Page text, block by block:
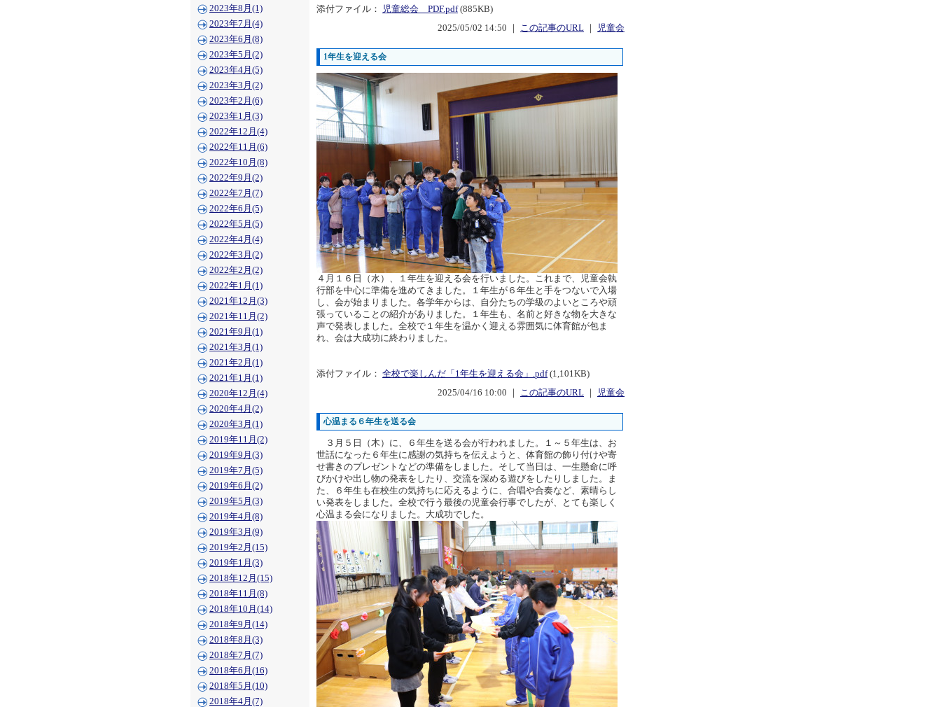
2023年8月(1)
2023年7月(4)
2023年6月(8)
2023年5月(2)
2023年4月(5)
2023年3月(2)
2023年2月(6)
2023年1月(3)
2022年12月(4)
2022年11月(6)
2022年10月(8)
2022年9月(2)
2022年7月(7)
2022年6月(5)
2022年5月(5)
2022年4月(4)
2022年3月(2)
2022年2月(2)
2022年1月(1)
2021年12月(3)
2021年11月(2)
2021年9月(1)
2021年3月(1)
2021年2月(1)
2021年1月(1)
2020年12月(4)
2020年4月(2)
2020年3月(1)
2019年11月(2)
2019年9月(3)
2019年7月(5)
2019年6月(2)
2019年5月(3)
2019年4月(8)
2019年3月(9)
2019年2月(15)
2019年1月(3)
2018年12月(15)
2018年11月(8)
2018年10月(14)
2018年9月(14)
2018年8月(3)
2018年7月(7)
2018年6月(16)
2018年5月(10)
2018年4月(7)
添付ファイル： 児童総会 PDF.pdf(885KB)
2025/05/02 14:50 ｜ この記事のURL 児童会
1年生を迎える会
４月１６日（水）、１年生を迎える会を行いました。これまで、児童会執
行部を中心に準備を進めてきました。１年生が６年生と手をつないで入場
し、会が始まりました。各学年からは、自分たちの学級のよいところや頑
張っていることの紹介がありました。１年生も、名前と好きな物を大きな
声で発表しました。全校で１年生を温かく迎える雰囲気に体育館が包ま
れ、会は大成功に終わりました。
添付ファイル： 全校で楽しんだ「1年生を迎える会」.pdf(1,101KB)
2025/04/16 10:00 ｜ この記事のURL 児童会
心温まる６年生を送る会
３月５日（木）に、６年生を送る会が行われました。１～５年生は、お
世話になった６年生に感謝の気持ちを伝えようと、体育館の飾り付けや寄
せ書きのプレゼントなどの準備をしました。そして当日は、一生懸命に呼
びかけや出し物の発表をしたり、交流を深める遊びをしたりしました。ま
た、６年生も在校生の気持ちに応えるように、合唱や合奏など、素晴らし
い発表をしました。全校で行う最後の児童会行事でしたが、とても楽しく
心温まる会になりました。大成功でした。